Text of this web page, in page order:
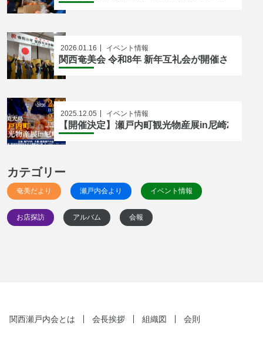
関西奄美会 令和8年 新年互礼会が開催されまし
イベント情報
2026.01.16
【開催決定】瀬戸内町観光物産展in尼崎2026
イベント情報
2025.12.05
カテゴリー
奄美だより 瀬戸内会より イベント情報
お店探訪 アルバム 会報
関西瀬戸内会とは 会長挨拶 組織図 会則